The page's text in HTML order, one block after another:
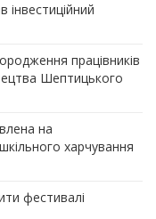
інвеcтиційний
працівників
Шептицького
на
харчування
фестивалі